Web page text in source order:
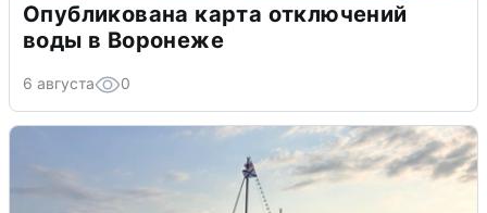
Опубликована карта отключений
воды в Воронеже
6 августа 0